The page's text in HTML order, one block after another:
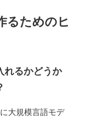
るためのヒ
れるかどうか
大規模言語モデ